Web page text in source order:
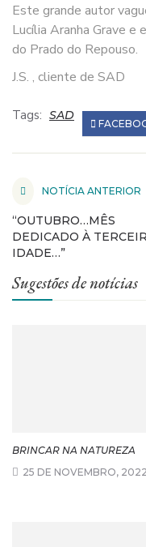
Este grande autor
Lucília Aranha Grave
do Prado do Repouso.
J.S. , cliente de SAD
Tags: SAD
NOTÍCIA ANTERIOR
“OUTUBRO…MÊS
DEDICADO À
IDADE…”
Sugestões de notícias
BRINCAR NA NATUREZA
25 DE NOVEMBRO, 2022